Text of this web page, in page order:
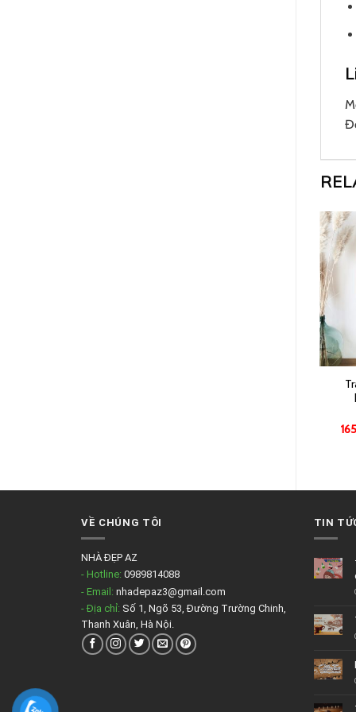
VỀ CHÚNG TÔI
NHÀ ĐẸP AZ
- Hotline: 0989814088
- Email: nhadepaz3@gmail.com
- Địa chỉ: Số 1, Ngõ 53, Đường Trường Chinh,
Thanh Xuân, Hà Nội.
TIN